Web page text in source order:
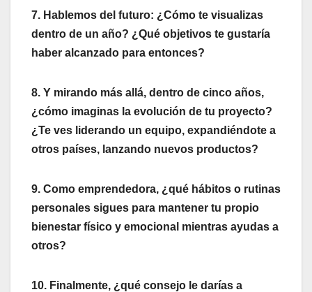
7. Hablemos del futuro: ¿Cómo te visualizas
dentro de un año? ¿Qué objetivos te gustaría
haber alcanzado para entonces?
8. Y mirando más allá, dentro de cinco años,
¿cómo imaginas la evolución de tu proyecto?
¿Te ves liderando un equipo, expandiéndote a
otros países, lanzando nuevos productos?
9. Como emprendedora, ¿qué hábitos o rutinas
personales sigues para mantener tu propio
bienestar físico y emocional mientras ayudas a
otros?
10. Finalmente, ¿qué consejo le darías a